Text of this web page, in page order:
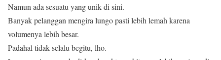
Namun ada sesuatu yang unik di sini.
Banyak pelanggan mengira lungo pasti lebih lemah karena
volumenya lebih besar.
Padahal tidak selalu begitu, lho.